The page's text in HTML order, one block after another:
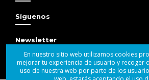
Síguenos
Newsletter
En nuestro sitio web utilizamos cookies
mejorar tu experiencia de usuario y recoger
uso de nuestra web por parte de los